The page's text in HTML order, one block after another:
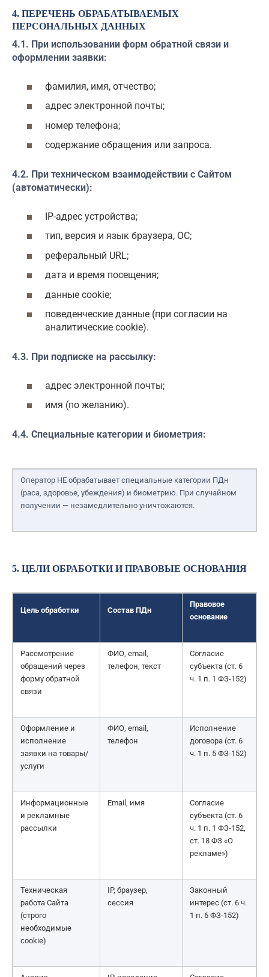
4. ПЕРЕЧЕНЬ ОБРАБАТЫВАЕМЫХ
ПЕРСОНАЛЬНЫХ ДАННЫХ
4.1. При использовании форм обратной связи и
оформлении заявки:
фамилия, имя, отчество;
адрес электронной почты;
номер телефона;
содержание обращения или запроса.
4.2. При техническом взаимодействии с Сайтом
(автоматически):
IP-адрес устройства;
тип, версия и язык браузера, ОС;
реферальный URL;
дата и время посещения;
данные cookie;
поведенческие данные (при согласии на
аналитические cookie).
4.3. При подписке на рассылку:
адрес электронной почты;
имя (по желанию).
4.4. Специальные категории и биометрия:
Оператор НЕ обрабатывает специальные категории ПДн
(раса, здоровье, убеждения) и биометрию. При случайном
получении — незамедлительно уничтожаются.
5. ЦЕЛИ ОБРАБОТКИ И ПРАВОВЫЕ ОСНОВАНИЯ
Цель обработки Состав ПДн
Правовое
основание
Рассмотрение
обращений через
форму обратной
связи
ФИО, email,
телефон, текст
Согласие
субъекта (ст. 6
ч. 1 п. 1 ФЗ-152)
Оформление и
исполнение
заявки на товары/
услуги
ФИО, email,
телефон
Исполнение
договора (ст. 6
ч. 1 п. 5 ФЗ-152)
Информационные
и рекламные
рассылки
Email, имя
Согласие
субъекта (ст. 6
ч. 1 п. 1 ФЗ-152,
ст. 18 ФЗ «О
рекламе»)
Техническая
работа Сайта
(строго
необходимые
cookie)
IP, браузер,
сессия
Законный
интерес (ст. 6 ч.
1 п. 6 ФЗ-152)